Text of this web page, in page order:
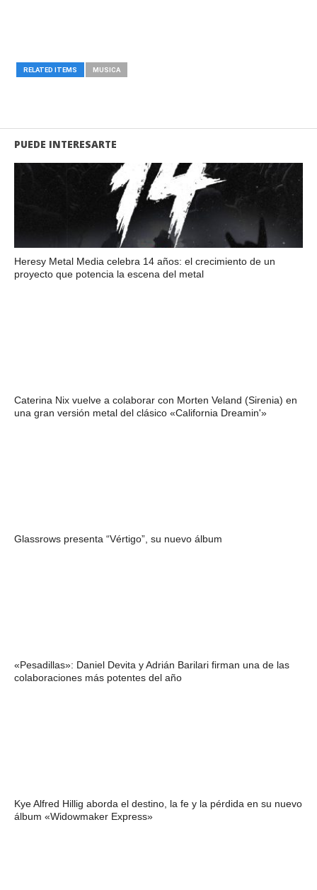
RELATED ITEMS MUSICA
PUEDE INTERESARTE
Heresy Metal Media celebra 14 años: el crecimiento de un
proyecto que potencia la escena del metal
Caterina Nix vuelve a colaborar con Morten Veland (Sirenia) en
una gran versión metal del clásico «California Dreamin'»
Glassrows presenta “Vértigo”, su nuevo álbum
«Pesadillas»: Daniel Devita y Adrián Barilari firman una de las
colaboraciones más potentes del año
Kye Alfred Hillig aborda el destino, la fe y la pérdida en su nuevo
álbum «Widowmaker Express»